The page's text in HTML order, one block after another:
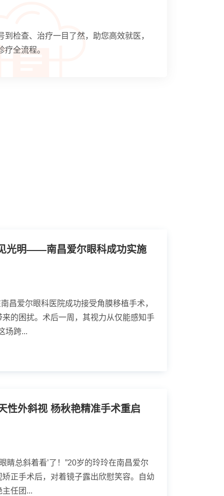
检查、治疗一目了然，助您高效就医，
全流程。
光明——南昌爱尔眼科成功实施
昌爱尔眼科医院成功接受角膜移植手术，
的困扰。术后一周，其视力从仅能感知手
场跨...
性外斜视 杨秋艳精准手术重启
睛总斜着看’了！”20岁的玲玲在南昌爱尔
正手术后，对着镜子露出欣慰笑容。自幼
任团...